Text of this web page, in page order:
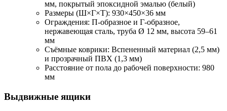
мм, покрытый эпоксидной эмалью (белый)
Размеры (Ш×Г×Т): 930×450×36 мм
Ограждения: П-образное и Г-образное,
нержавеющая сталь, труба Ø 12 мм, высота 59–61
мм
Съёмные коврики: Вспененный материал (2,5 мм)
и прозрачный ПВХ (1,3 мм)
Расстояние от пола до рабочей поверхности: 980
мм
Выдвижные ящики